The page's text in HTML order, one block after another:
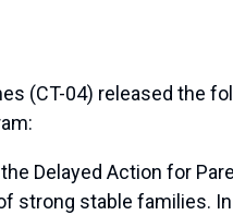
(CT-04) released the
Delayed Action for
strong stable families.